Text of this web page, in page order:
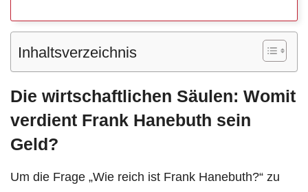
Inhaltsverzeichnis
Die wirtschaftlichen Säulen: Womit
verdient Frank Hanebuth sein
Geld?
Um die Frage „Wie reich ist Frank Hanebuth?“ zu